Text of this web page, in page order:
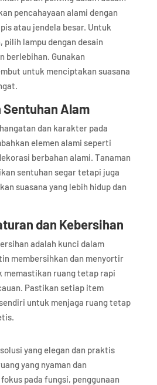
pencahayaan alami dengan
atau jendela besar. Untuk
pilih lampu dengan desain
berlebihan. Gunakan
untuk menciptakan suasana
Alam
dan karakter pada
elemen alami seperti
berbahan alami. Tanaman
sentuhan segar tetapi juga
suasana yang lebih hidup dan
dan Kebersihan
adalah kunci dalam
membersihkan dan menyortir
memastikan ruang tetap rapi
Pastikan setiap item
untuk menjaga ruang tetap
yang elegan dan praktis
yang nyaman dan
pada fungsi, penggunaan